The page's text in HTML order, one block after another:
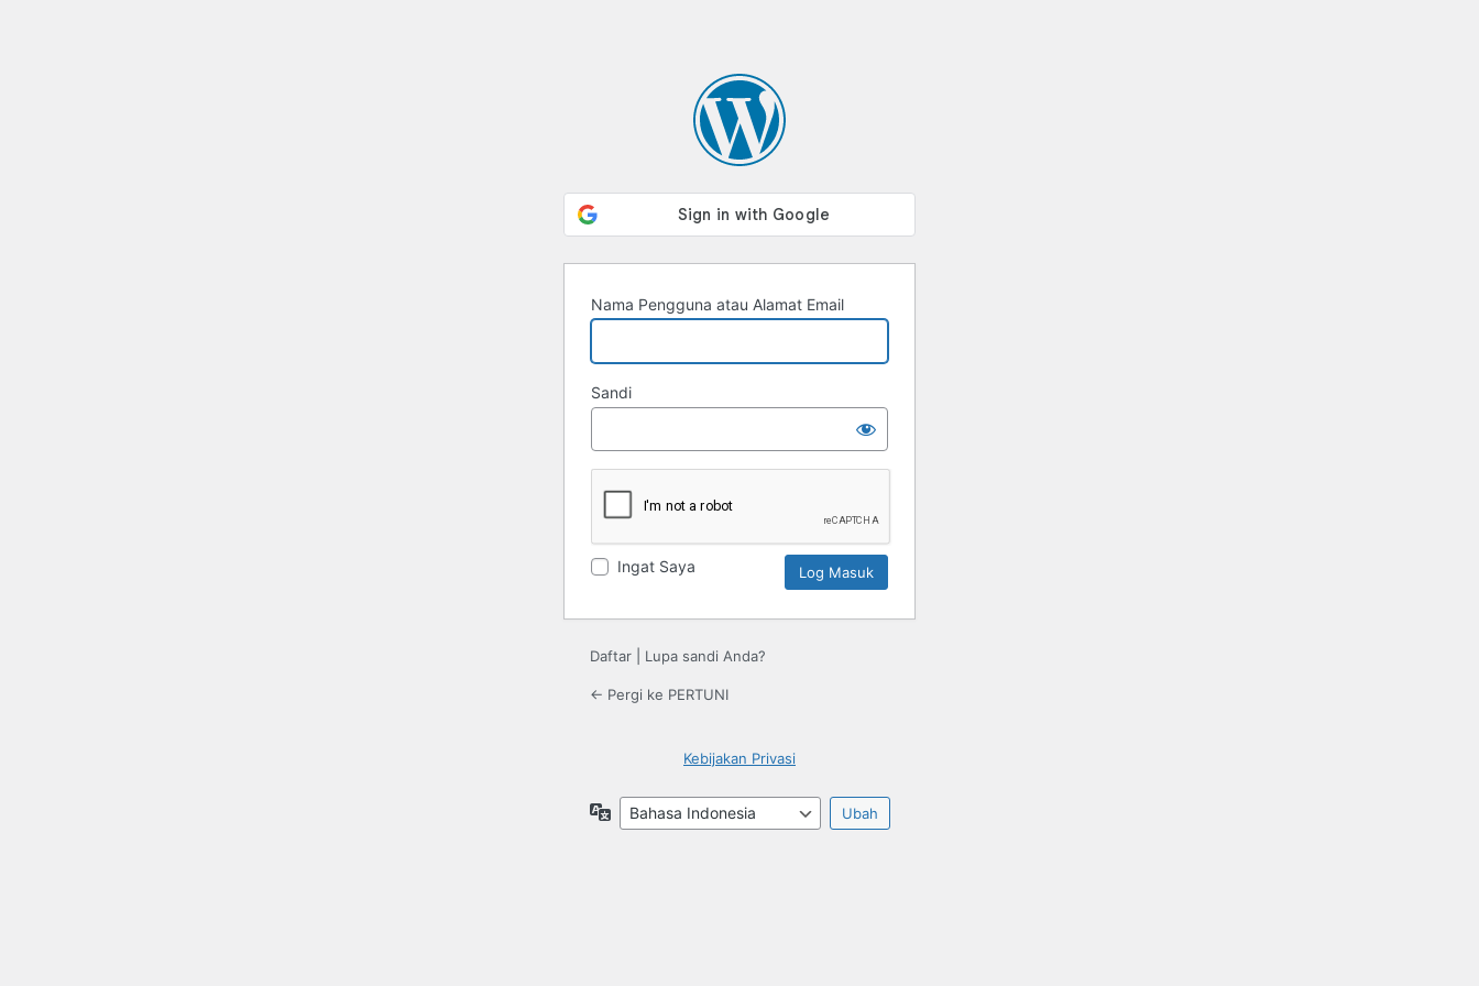
Nama Pengguna atau Alamat Email
Sandi
Ingat Saya
Daftar Lupa sandi Anda?
← Pergi ke PERTUNI
Kebijakan Privasi
Bahasa